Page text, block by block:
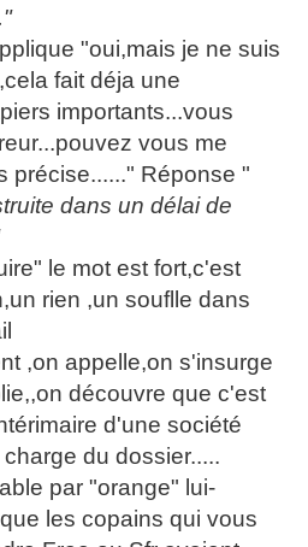
"oui,mais je ne suis
fait déja une
importants...vous
vous me
précise......" Réponse "
dans un délai de
le mot est fort,c'est
rien ,un souflle dans
,on appelle,on s'insurge
découvre que c'est
d'une société
du dossier.....
par "orange" lui-
les copains qui vous